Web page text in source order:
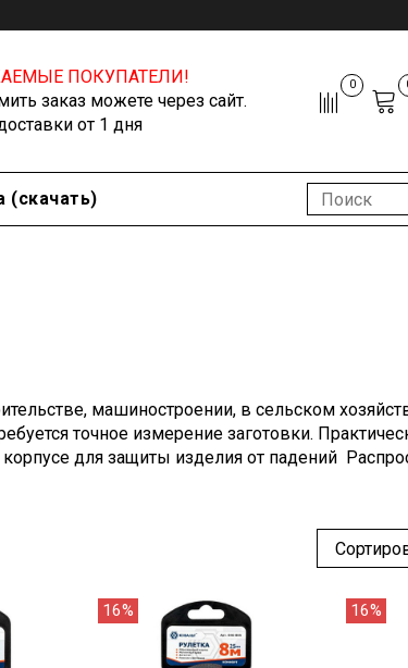
ПОКУПАТЕЛИ!
заказ можете через сайт.
от 1 дня
0
(скачать)
машиностроении, в сельском
точное измерение заготовки.
для защиты изделия от падений
16% 16%